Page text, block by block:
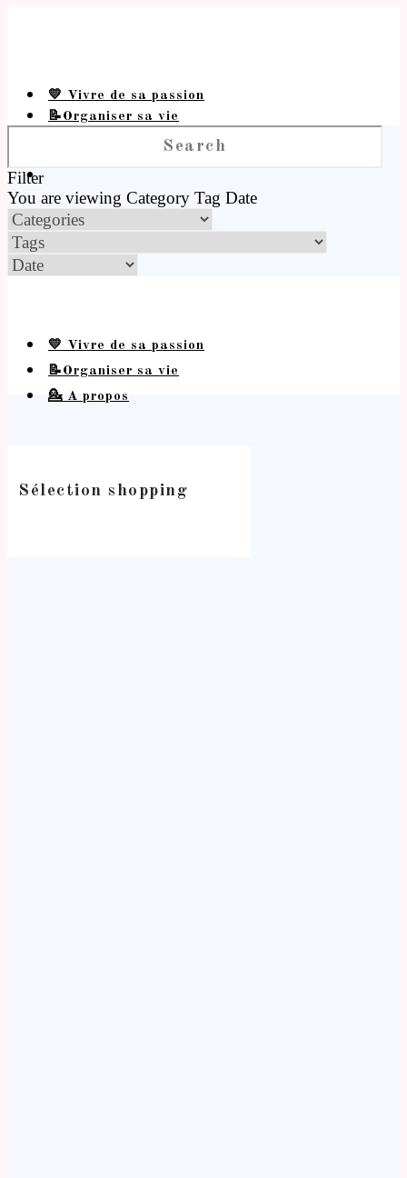
💛 Vivre de sa passion
📝Organiser sa vie
Filter
You are viewing Category Tag Date
💛 Vivre de sa passion
📝Organiser sa vie
💁 A propos
Sélection shopping